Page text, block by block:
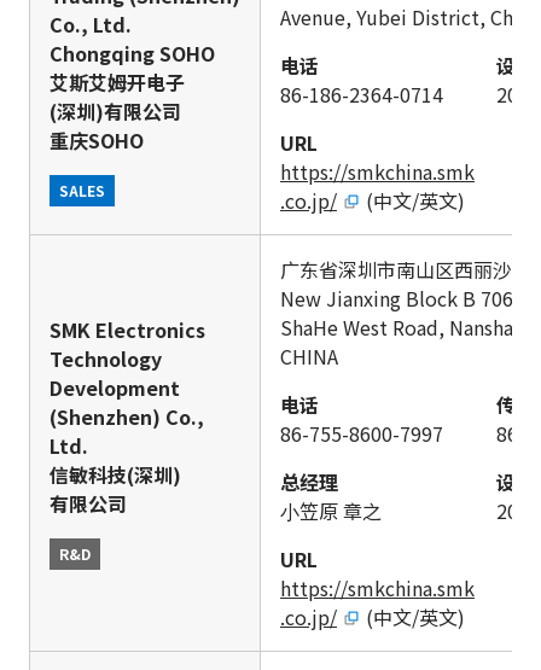
Co., Ltd.
Chongqing SOHO
艾斯艾姆开电子
(深圳)有限公司
重庆SOHO
SALES
Avenue, Yubei District,
电话
86-186-2364-0714
设立
URL
https://smkchina.smk
.co.jp/
(中文/英文)
SMK Electronics
Technology
Development
(Shenzhen) Co.,
Ltd.
信敏科技(深圳)
有限公司
R&D
广东省深圳市南山区西丽沙
New Jianxing Block B 706,
ShaHe West Road,
CHINA
电话
86-755-8600-7997
传真
86-
总经理
⼩笠原 章之
设立
URL
https://smkchina.smk
.co.jp/
(中文/英文)